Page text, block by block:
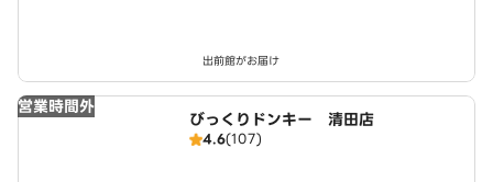
出前館がお届け
営業時間外
びっくりドンキー 清田店
4.6(107)